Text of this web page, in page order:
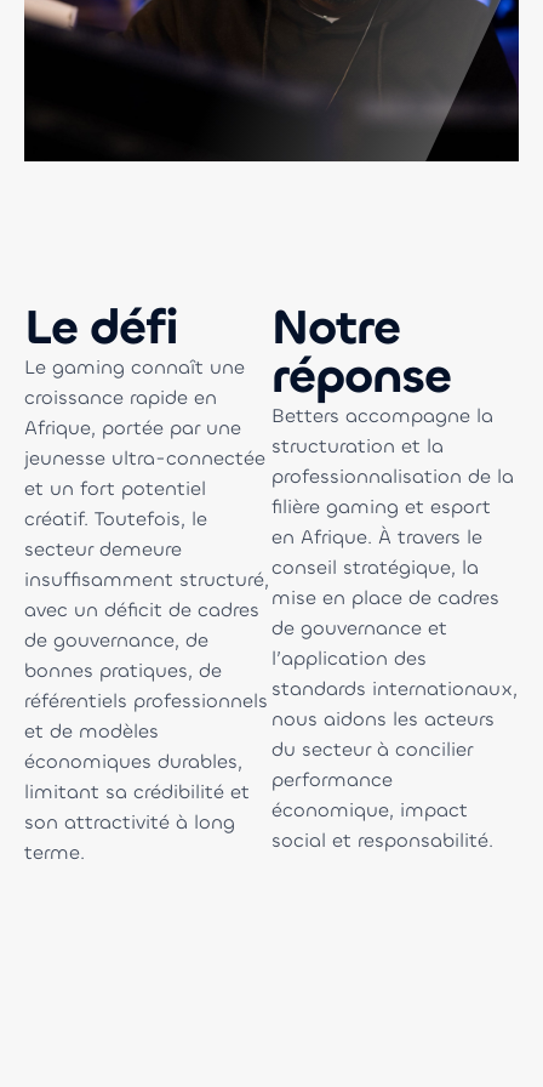
Le défi
Le gaming connaît une
croissance rapide en
Afrique, portée par une
jeunesse ultra-connectée
et un fort potentiel
créatif. Toutefois, le
secteur demeure
insuffisamment structuré,
avec un déficit de cadres
de gouvernance, de
bonnes pratiques, de
référentiels professionnels
et de modèles
économiques durables,
limitant sa crédibilité et
son attractivité à long
terme.
Notre
réponse
Betters accompagne la
structuration et la
professionnalisation de la
filière gaming et esport
en Afrique. À travers le
conseil stratégique, la
mise en place de cadres
de gouvernance et
l’application des
standards internationaux,
nous aidons les acteurs
du secteur à concilier
performance
économique, impact
social et responsabilité.